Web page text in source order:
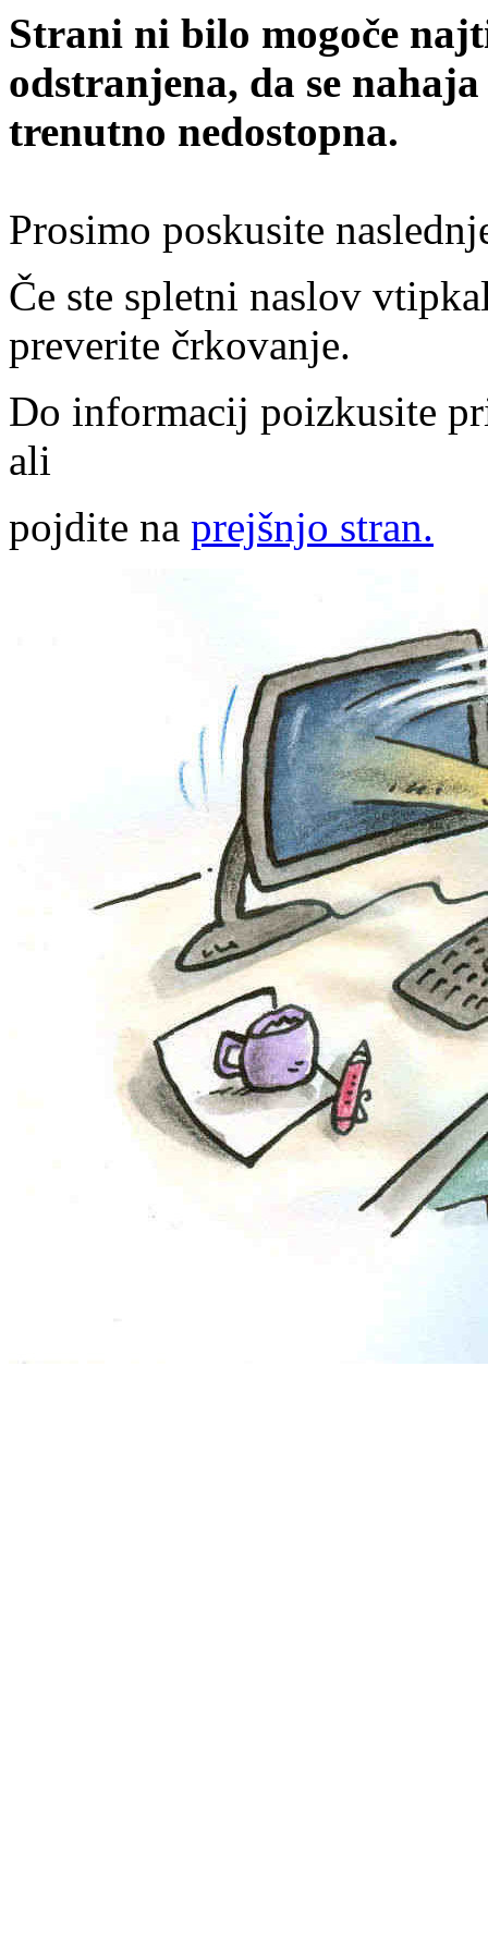
Strani ni bilo mogoče
odstranjena, da se
trenutno nedostopna.
Prosimo poskusite
Če ste spletni naslov
preverite črkovanje.
Do informacij poizkusite
ali
pojdite na prejšnjo stran.